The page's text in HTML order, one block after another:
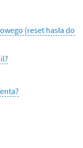
(reset hasła do